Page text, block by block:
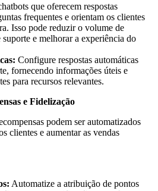
que oferecem respostas
frequentes e orientam os clientes
Isso pode reduzir o volume de
e melhorar a experiência do
Configure respostas automáticas
fornecendo informações úteis e
para recursos relevantes.
e Fidelização
podem ser automatizados
clientes e aumentar as vendas
Automatize a atribuição de pontos